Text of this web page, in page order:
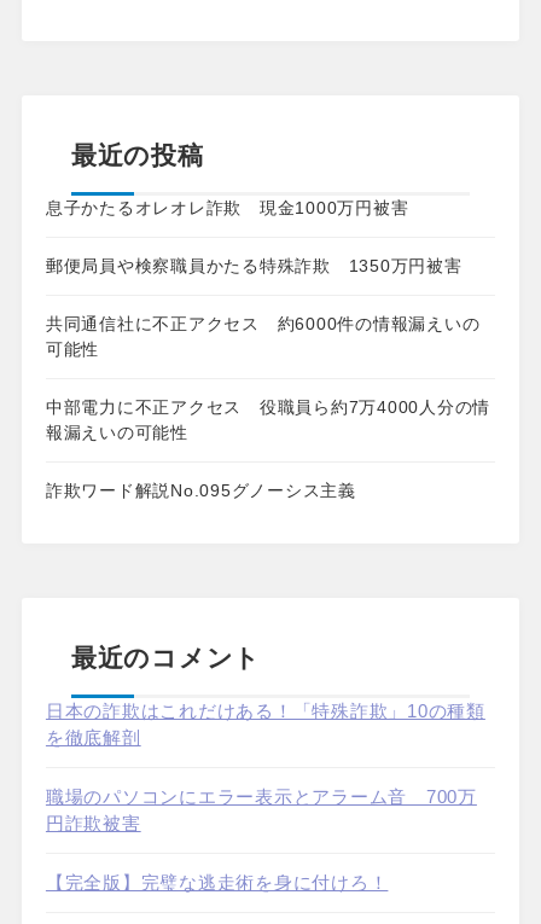
最近の投稿
息子かたるオレオレ詐欺 現金1000万円被害
郵便局員や検察職員かたる特殊詐欺 1350万円被害
共同通信社に不正アクセス 約6000件の情報漏えいの
可能性
中部電力に不正アクセス 役職員ら約7万4000人分の情
報漏えいの可能性
詐欺ワード解説No.095グノーシス主義
最近のコメント
日本の詐欺はこれだけある！「特殊詐欺」10の種類
を徹底解剖
職場のパソコンにエラー表示とアラーム音 700万
円詐欺被害
【完全版】完璧な逃走術を身に付けろ！